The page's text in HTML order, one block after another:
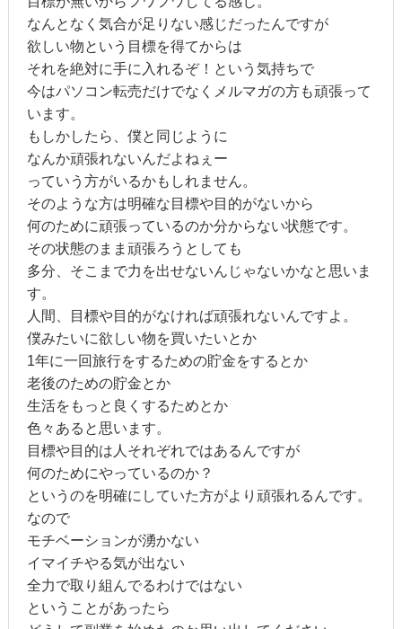
なんとなく気合が足りない感じだったんですが
欲しい物という目標を得てからは
それを絶対に手に入れるぞ！という気持ちで
今はパソコン転売だけでなくメルマガの方も頑張って
います。
もしかしたら、僕と同じように
なんか頑張れないんだよねぇー
っていう方がいるかもしれません。
そのような方は明確な目標や目的がないから
何のために頑張っているのか分からない状態です。
その状態のまま頑張ろうとしても
多分、そこまで力を出せないんじゃないかなと思いま
す。
人間、目標や目的がなければ頑張れないんですよ。
僕みたいに欲しい物を買いたいとか
1年に一回旅行をするための貯金をするとか
老後のための貯金とか
生活をもっと良くするためとか
色々あると思います。
目標や目的は人それぞれではあるんですが
何のためにやっているのか？
というのを明確にしていた方がより頑張れるんです。
なので
モチベーションが湧かない
イマイチやる気が出ない
全力で取り組んでるわけではない
ということがあったら